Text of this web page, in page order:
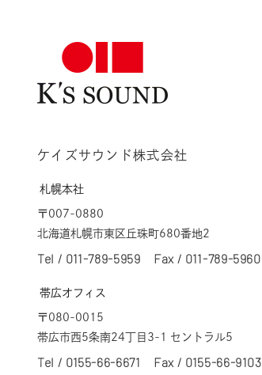
ケイズサウンド株式会社
札幌本社
〒007-0880
北海道札幌市東区丘珠町680番地2
Tel / 011-789-5959 Fax / 011-789-5960
帯広オフィス
〒080-0015
帯広市西5条南24丁目3-1 セントラル5
Tel / 0155-66-6671 Fax / 0155-66-9103